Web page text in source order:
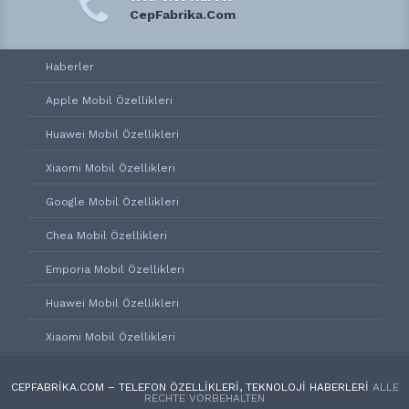
CepFabrika.Com
Haberler
Apple Mobil Özellikleri
Huawei Mobil Özellikleri
Xiaomi Mobil Özellikleri
Google Mobil Özellikleri
Chea Mobil Özellikleri
Emporia Mobil Özellikleri
Huawei Mobil Özellikleri
Xiaomi Mobil Özellikleri
CEPFABRIKA.COM – TELEFON ÖZELLIKLERI, TEKNOLOJI HABERLERI ALLE
RECHTE VORBEHALTEN